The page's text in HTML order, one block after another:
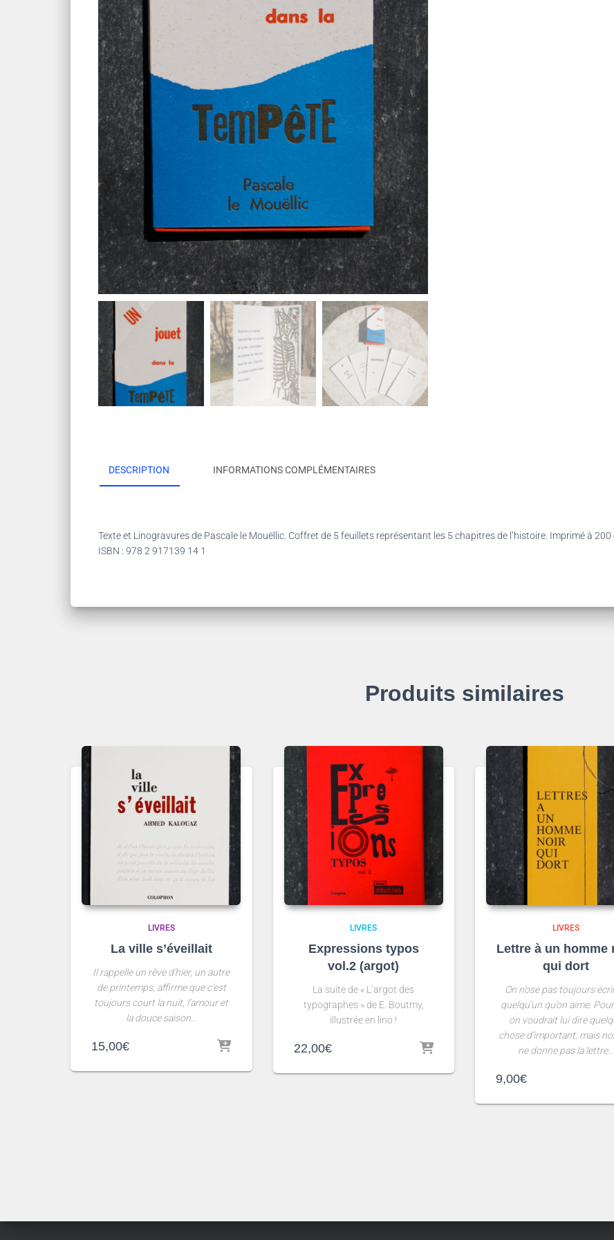
DESCRIPTION INFORMATIONS COMPLÉMENTAIRES
Texte et Linogravures de Pascale le Mouëllic. Coffret de 5 feuillets représentant les 5 chapitres de l’histoire. Imprimé à 200
ISBN : 978 2 917139 14 1
Produits similaires
LIVRES
La ville s’éveillait
Il rappelle un rêve d’hier, un autre
de printemps, affirme que c’est
toujours court la nuit, l’amour et
la douce saison…
15,00€
LIVRES
Expressions typos
vol.2 (argot)
La suite de « L’argot des
typographes » de E. Boutmy,
illustrée en lino !
22,00€
LIVRES
Lettre à un homme
qui dort
On n’ose pas toujours
quelqu’un qu’on aime.
on voudrait lui dire
chose d’important, mais
ne donne pas la lettre…
9,00€